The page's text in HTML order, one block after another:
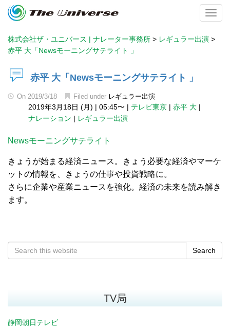
株式会社ザ・ユニバース | ナレーター事務所 > レギュラー出演 >
赤平 大「Newsモーニングサテライト 」
赤平 大「Newsモーニングサテライト 」
On 2019/3/18 Filed under レギュラー出演
2019年3月18日 (月) | 05:45〜 | テレビ東京 | 赤平 大 |
ナレーション | レギュラー出演
Newsモーニングサテライト
きょうが始まる経済ニュース。きょう必要な経済やマーケ
ットの情報を、きょうの仕事や投資戦略に。
さらに企業や産業ニュースを強化。経済の未来を読み解き
ます。
Search
TV局
静岡朝日テレビ